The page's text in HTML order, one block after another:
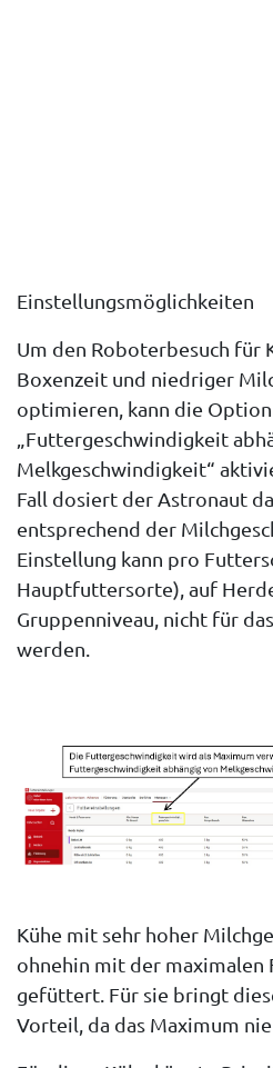
Einstellungsmöglichkeiten
Um den Roboterbesuch für
Boxenzeit und niedriger
optimieren, kann die Option
Futtergeschwindigkeit
Melkgeschwindigkeit“
Fall dosiert der Astronaut
entsprechend der
Einstellung kann pro
Hauptfuttersorte), auf
Gruppenniveau, nicht für
werden.
Kühe mit sehr hoher
ohnehin mit der
gefüttert. Für sie bringt
Vorteil, da das Maximum